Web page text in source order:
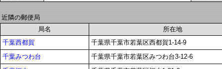
近隣の郵便局
局名
所在地
千葉西都賀
千葉県千葉市若葉区西都賀1-14-9
千葉みつわ台
千葉県千葉市若葉区みつわ台3-12-6